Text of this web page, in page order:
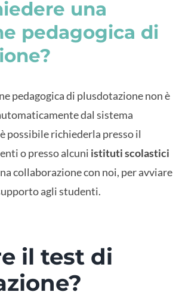
una
pedagogica di
pedagogica di plusdotazione non è
dal sistema
possibile richiederla presso il
o presso alcuni istituti scolastici
collaborazione con noi, per avviare
agli studenti.
il test di